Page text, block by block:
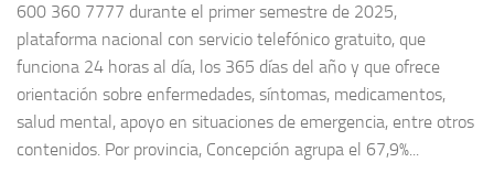
600 360 7777 durante el primer semestre de 2025,
plataforma nacional con servicio telefónico gratuito, que
funciona 24 horas al día, los 365 días del año y que ofrece
orientación sobre enfermedades, síntomas, medicamentos,
salud mental, apoyo en situaciones de emergencia, entre otros
contenidos. Por provincia, Concepción agrupa el 67,9%...